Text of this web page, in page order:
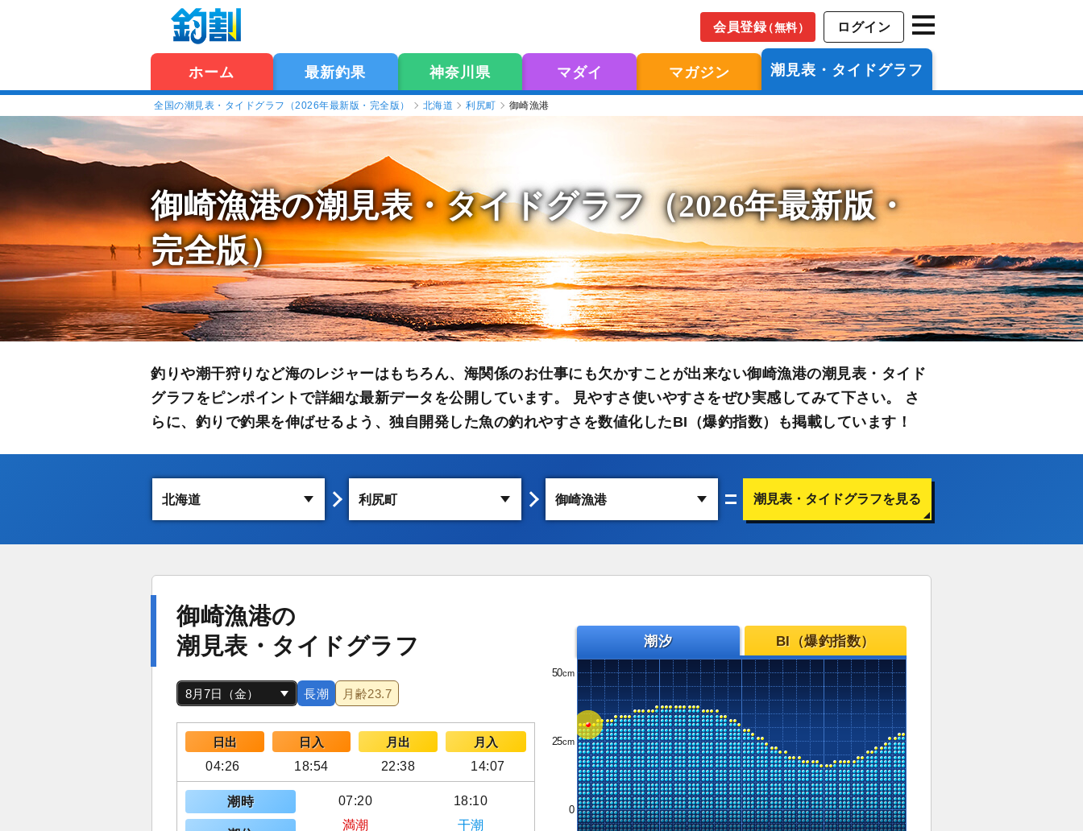
会員登録（無料） ログイン
ホーム 最新釣果 神奈川県 マダイ マガジン 潮見表・タイドグラフ
全国の潮見表・タイドグラフ（2026年最新版・完全版） 北海道 利尻町 御崎漁港
御崎漁港の潮見表・タイドグラフ（2026年最新版・
完全版）
釣りや潮干狩りなど海のレジャーはもちろん、海関係のお仕事にも欠かすことが出来ない御崎漁港の潮見表・タイド
グラフをピンポイントで詳細な最新データを公開しています。 見やすさ使いやすさをぜひ実感してみて下さい。 さ
らに、釣りで釣果を伸ばせるよう、独自開発した魚の釣れやすさを数値化したBI（爆釣指数）も掲載しています！
潮見表・タイドグラフを見る
御崎漁港の
潮見表・タイドグラフ
長潮 月齢23.7
日出 日入 月出
月入
04:26
18:54 22:38 14:07
潮時 07:20 18:10
満潮
干潮
潮汐 BI（爆釣指数）
50
25
0